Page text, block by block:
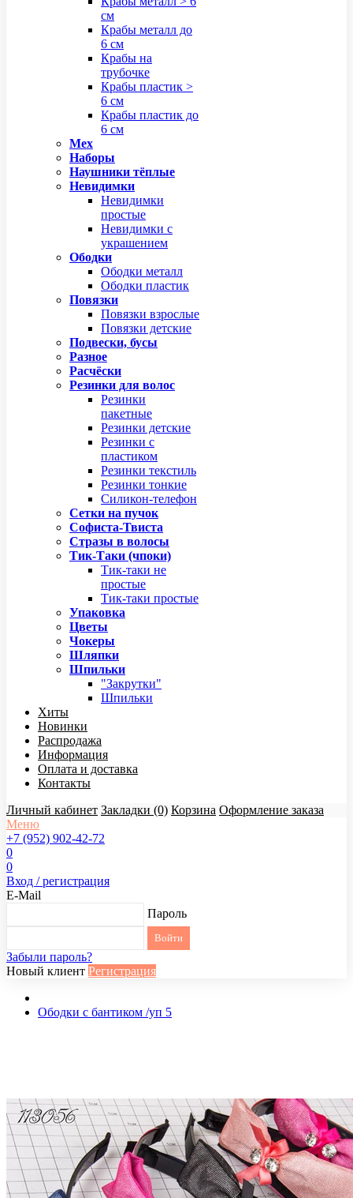
см
Крабы металл до
6 см
Крабы на
трубочке
Крабы пластик >
6 см
Крабы пластик до
6 см
Мех
Наборы
Наушники тёплые
Невидимки
Невидимки
простые
Невидимки с
украшением
Ободки
Ободки металл
Ободки пластик
Повязки
Повязки взрослые
Повязки детские
Подвески, бусы
Разное
Расчёски
Резинки для волос
Резинки
пакетные
Резинки детские
Резинки с
пластиком
Резинки текстиль
Резинки тонкие
Силикон-телефон
Сетки на пучок
Софиста-Твиста
Стразы в волосы
Тик-Таки (чпоки)
Тик-таки не
простые
Тик-таки простые
Упаковка
Цветы
Чокеры
Шляпки
Шпильки
"Закрутки"
Шпильки
Хиты
Новинки
Распродажа
Информация
Оплата и доставка
Контакты
Личный кабинет Закладки (0) Корзина Оформление заказа
Меню
+7 (952) 902-42-72
0
0
Вход / регистрация
E-Mail
Пароль
Забыли пароль?
Новый клиент Регистрация
Ободки с бантиком /уп 5